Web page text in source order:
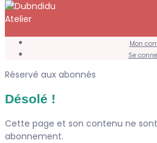
Mon
Se
Réservé aux abonnés
Désolé !
Cette page et son contenu ne
abonnement.